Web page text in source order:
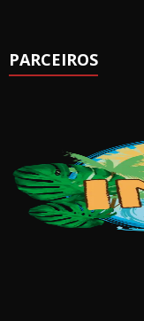
PARCEIROS